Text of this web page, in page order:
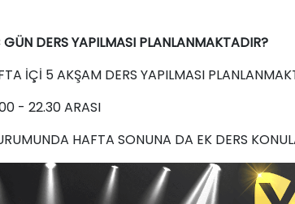
DERS YAPILMASI PLANLANMAKTADIR?
İÇİ 5 AKŞAM DERS YAPILMASI
- 22.30 ARASI
HAFTA SONUNA DA EK DERS